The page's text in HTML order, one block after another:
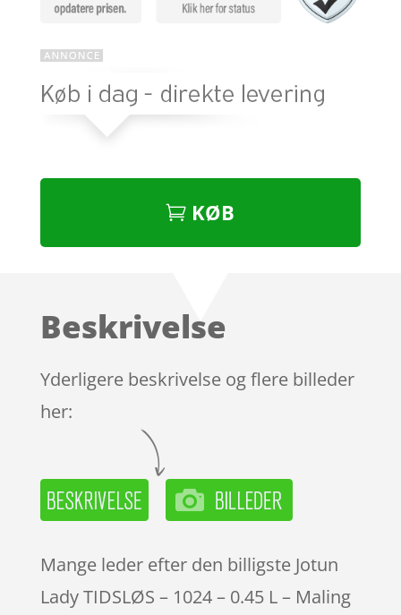
KØB
Beskrivelse
Yderligere beskrivelse og flere billeder
her:
Mange leder efter den billigste Jotun
Lady TIDSLØS – 1024 – 0.45 L – Maling